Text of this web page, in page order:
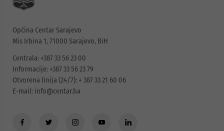
Općina Centar Sarajevo
Mis Irbina 1, 71000 Sarajevo, BiH
Centrala: +387 33 56 23 00
Informacije: +387 33 56 23 79
Otvorena linija (24/7): + 387 33 21 60 06
E-mail: info@centar.ba